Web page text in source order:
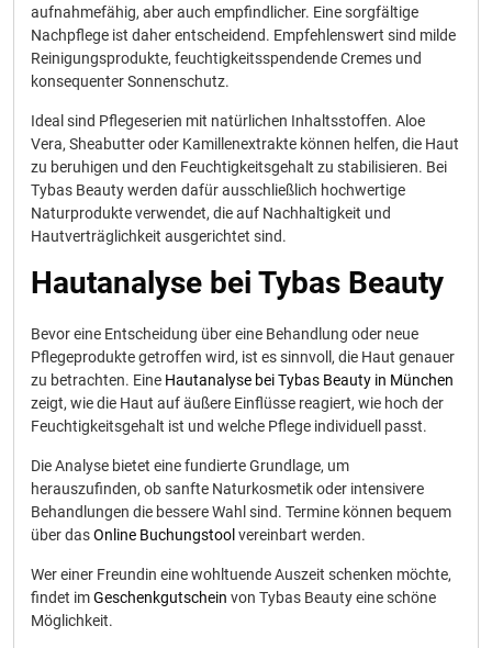
aufnahmefähig, aber auch empfindlicher. Eine sorgfältige
Nachpflege ist daher entscheidend. Empfehlenswert sind milde
Reinigungsprodukte, feuchtigkeitsspendende Cremes und
konsequenter Sonnenschutz.
Ideal sind Pflegeserien mit natürlichen Inhaltsstoffen. Aloe
Vera, Sheabutter oder Kamillenextrakte können helfen, die Haut
zu beruhigen und den Feuchtigkeitsgehalt zu stabilisieren. Bei
Tybas Beauty werden dafür ausschließlich hochwertige
Naturprodukte verwendet, die auf Nachhaltigkeit und
Hautverträglichkeit ausgerichtet sind.
Hautanalyse bei Tybas Beauty
Bevor eine Entscheidung über eine Behandlung oder neue
Pflegeprodukte getroffen wird, ist es sinnvoll, die Haut genauer
zu betrachten. Eine Hautanalyse bei Tybas Beauty in München
zeigt, wie die Haut auf äußere Einflüsse reagiert, wie hoch der
Feuchtigkeitsgehalt ist und welche Pflege individuell passt.
Die Analyse bietet eine fundierte Grundlage, um
herauszufinden, ob sanfte Naturkosmetik oder intensivere
Behandlungen die bessere Wahl sind. Termine können bequem
über dasOnline Buchungstool vereinbart werden.
Wer einer Freundin eine wohltuende Auszeit schenken möchte,
findet imGeschenkgutschein von Tybas Beauty eine schöne
Möglichkeit.